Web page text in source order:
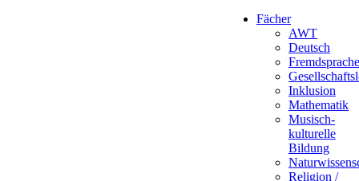
Fächer
AWT
Deutsch
Inklusion
Mathematik
Musisch-
kulturelle
Bildung
Religion /